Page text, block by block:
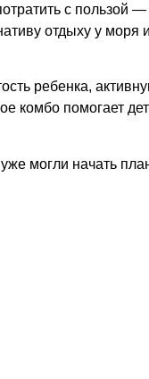
с пользой
отдыху у моря
ребенка,
комбо помогает
могли начать